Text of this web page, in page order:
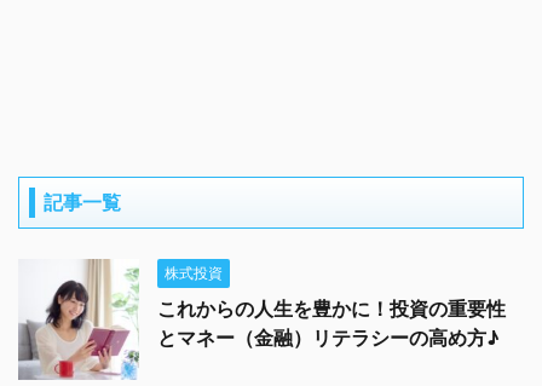
記事一覧
株式投資
これからの人生を豊かに！投資の重要性
とマネー（金融）リテラシーの高め方♪